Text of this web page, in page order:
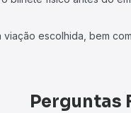
escolhida, bem
Perguntas